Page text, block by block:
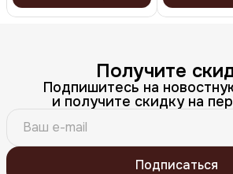
Получите
Подпишитесь на
и получите скидку на
Подписаться